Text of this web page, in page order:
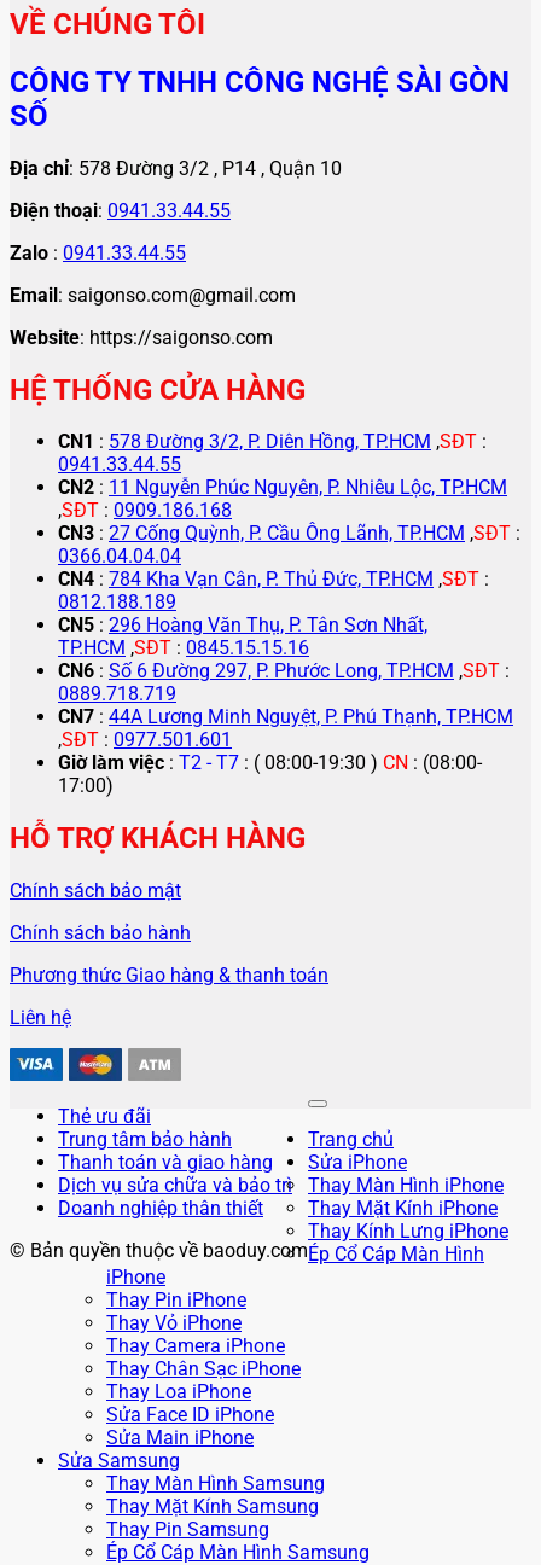
VỀ CHÚNG TÔI
CÔNG TY TNHH CÔNG NGHỆ SÀI GÒN
SỐ
Địa chỉ: 578 Đường 3/2 , P14 , Quận 10
Điện thoại: 0941.33.44.55
Zalo : 0941.33.44.55
Email: saigonso.com@gmail.com
Website: https://saigonso.com
HỆ THỐNG CỬA HÀNG
CN1 : 578 Đường 3/2, P. Diên Hồng, TP.HCM ,SĐT :
0941.33.44.55
CN2 : 11 Nguyễn Phúc Nguyên, P. Nhiêu Lộc, TP.HCM
,SĐT : 0909.186.168
CN3 : 27 Cống Quỳnh, P. Cầu Ông Lãnh, TP.HCM ,SĐT :
0366.04.04.04
CN4 : 784 Kha Vạn Cân, P. Thủ Đức, TP.HCM ,SĐT :
0812.188.189
CN5 : 296 Hoàng Văn Thụ, P. Tân Sơn Nhất,
TP.HCM ,SĐT : 0845.15.15.16
CN6 : Số 6 Đường 297, P. Phước Long, TP.HCM ,SĐT :
0889.718.719
CN7 : 44A Lương Minh Nguyệt, P. Phú Thạnh, TP.HCM
,SĐT : 0977.501.601
Giờ làm việc : T2 - T7 : ( 08:00-19:30 ) CN : (08:00-
17:00)
HỖ TRỢ KHÁCH HÀNG
Chính sách bảo mật
Chính sách bảo hành
Phương thức Giao hàng & thanh toán
Liên hệ
Thẻ ưu đãi
Trung tâm bảo hành
Thanh toán và giao hàng
Dịch vụ sửa chữa và bảo trì
Doanh nghiệp thân thiết
© Bản quyền thuộc về baoduy.com
Trang chủ
Sửa iPhone
Thay Màn Hình iPhone
Thay Mặt Kính iPhone
Thay Kính Lưng iPhone
Ép Cổ Cáp Màn Hình
iPhone
Thay Pin iPhone
Thay Vỏ iPhone
Thay Camera iPhone
Thay Chân Sạc iPhone
Thay Loa iPhone
Sửa Face ID iPhone
Sửa Main iPhone
Sửa Samsung
Thay Màn Hình Samsung
Thay Mặt Kính Samsung
Thay Pin Samsung
Ép Cổ Cáp Màn Hình Samsung